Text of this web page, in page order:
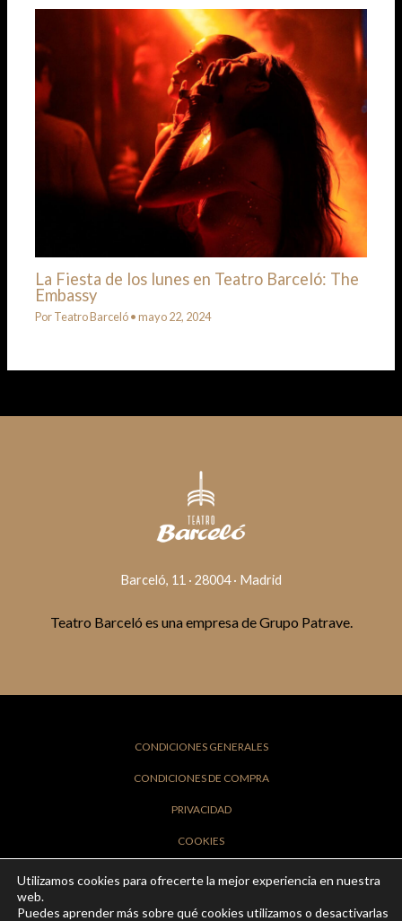
La Fiesta de los lunes en Teatro Barceló: The
Embassy
PorTeatro Barceló•mayo 22, 2024
Barceló, 11 · 28004 · Madrid
Teatro Barceló es una empresa de Grupo Patrave.
CONDICIONES GENERALES
CONDICIONES DE COMPRA
PRIVACIDAD
COOKIES
Utilizamos cookies para ofrecerte la mejor experiencia en nuestra
web.
Puedes aprender más sobre qué cookies utilizamos o desactivarlas